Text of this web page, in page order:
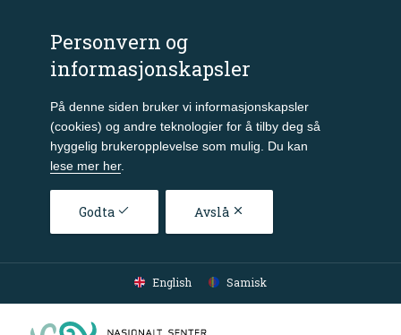
Personvern og
informasjonskapsler
På denne siden bruker vi informasjonskapsler
(cookies) og andre teknologier for å tilby deg så
hyggelig brukeropplevelse som mulig. Du kan
lese mer her.
Godta Avslå
Gå til hovedinnhold
English Samisk